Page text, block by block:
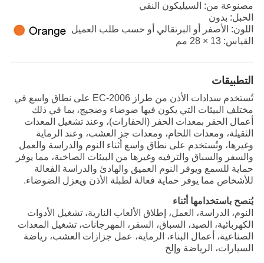
مصنوعة من: السيليكون النقي
الحبل: بدون
اللون: الأصفر أو البرتقالي أو حسب طلب العميل
القياس: 13 × 28 مم
التطبيقات
تُستخدم سدادات الأذن من طراز EC-2006 على نطاق واسع في
مختلف البيئات التي يكون فيها ضوضاء وضجيج، بما في ذلك
أعمال الحفر بمعدات الحفر (الحفارات)، وعند تشغيل المعدات
الثقيلة، ومعدات اللحام، ومعدات جز العشب، وعند الرماية
وغيرها، وتُستخدم على نطاق واسع أثناء النوم والدراسة والعمل
والسفر والسباق والترفيه وغيرها من البيئات الصاخبة، مما يوفر
حماية للسمع ويوفر النوم العميق والهادئ والدراسة الفعالة
للأشخاص مما يوفر حماية فعالة لطبلة الأذن ويعزل الضوضاء.
يُنصح باستخدامها أثناء
النوم، الدراسة، العمل، إطلاق الألعاب النارية، تشغيل الأدوات
الكهربائية، الصيد، السباق، السفر، المهرجانات، تشغيل المعدات
الصناعية، أعمال البناء، الرماية، عمل جزازات العشب، رياضة
السيارات، الرياضة وإلخ